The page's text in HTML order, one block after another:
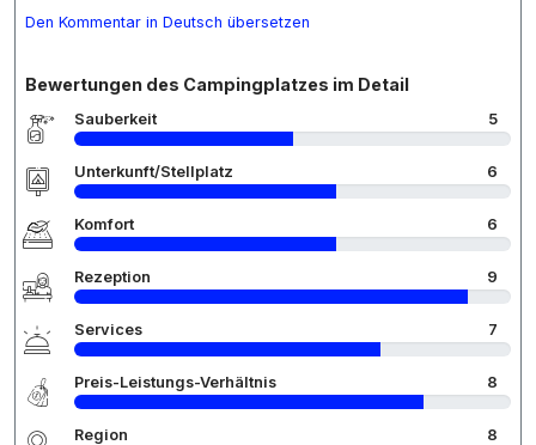
Den Kommentar in Deutsch übersetzen
Bewertungen des Campingplatzes im Detail
Sauberkeit 5
Unterkunft/Stellplatz 6
Komfort 6
Rezeption 9
Services 7
Preis-Leistungs-Verhältnis 8
Region 8